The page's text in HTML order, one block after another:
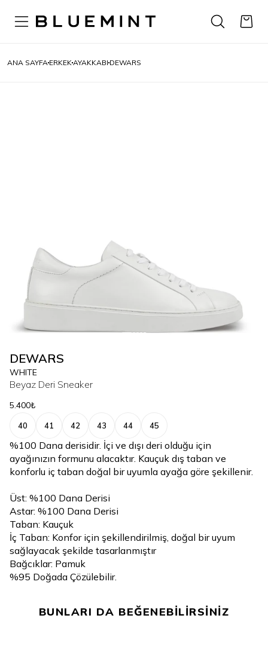
ANA SAYFA ERKEKAYAKKABI DEWARS
DEWARS
WHITE
Beyaz Deri Sneaker
5.400₺
40 41 42 43 44 45
%100 Dana derisidir. İçi ve dışı deri olduğu için
ayağınızın formunu alacaktır. Kauçuk dış taban ve
konforlu iç taban doğal bir uyumla ayağa göre şekillenir.
Üst: %100 Dana Derisi
Astar: %100 Dana Derisi
Taban: Kauçuk
İç Taban: Konfor için şekillendirilmiş, doğal bir uyum
sağlayacak şekilde tasarlanmıştır
Bağcıklar: Pamuk
%95 Doğada Çözülebilir.
BUNLARI DA BEĞENEBİLİRSİNİZ